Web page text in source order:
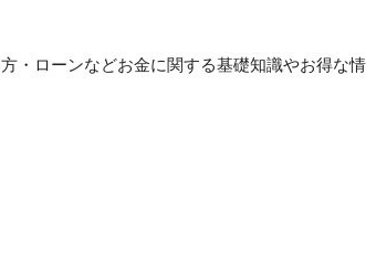
・ローンなどお金に関する基礎知識やお得な